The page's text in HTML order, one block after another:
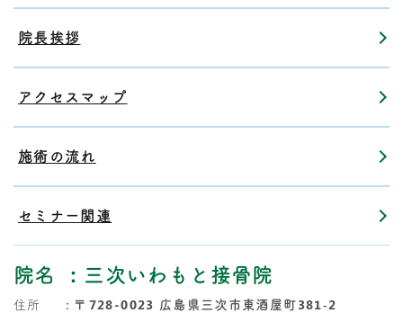
院長挨拶
アクセスマップ
施術の流れ
セミナー関連
院名 ：三次いわもと接骨院
住所 ： 〒728-0023 広島県三次市東酒屋町381‐2